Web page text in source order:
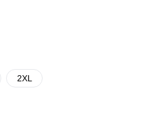
2XL